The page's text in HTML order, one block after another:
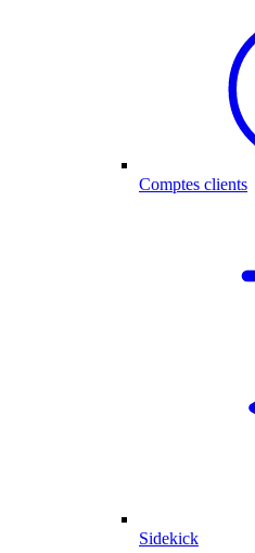
Comptes clients
Sidekick